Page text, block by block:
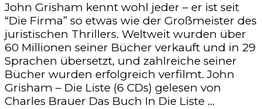
John Grisham kennt wohl jeder – er ist seit
“Die Firma” so etwas wie der Großmeister des
juristischen Thrillers. Weltweit wurden über
60 Millionen seiner Bücher verkauft und in 29
Sprachen übersetzt, und zahlreiche seiner
Bücher wurden erfolgreich verfilmt. John
Grisham – Die Liste (6 CDs) gelesen von
Charles Brauer Das Buch In Die Liste …